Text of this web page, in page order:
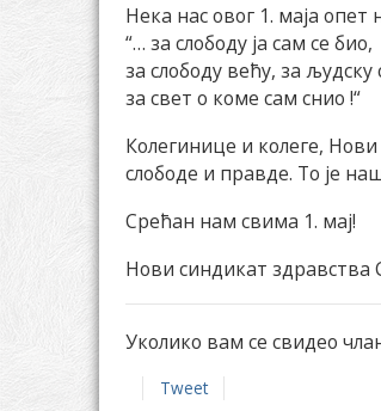
Нека нас овог 1. маја
“… за слободу ја сам се био,
за слободу већу, за људску
за свет о коме сам снио !“
Колегинице и колеге,
слободе и правде. То је
Срећан нам свима 1. мај!
Нови синдикат здравства
Уколико вам се свидео
Tweet